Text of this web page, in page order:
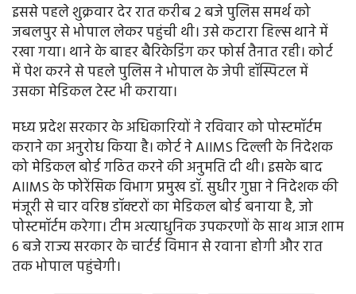
इससे पहले शुक्रवार देर रात करीब 2 बजे पुलिस समर्थ को
जबलपुर से भोपाल लेकर पहुंची थी। उसे कटारा हिल्स थाने में
रखा गया। थाने के बाहर बैरिकेडिंग कर फोर्स तैनात रही। कोर्ट
में पेश करने से पहले पुलिस ने भोपाल के जेपी हॉस्पिटल में
उसका मेडिकल टेस्ट भी कराया।
मध्य प्रदेश सरकार के अधिकारियों ने रविवार को पोस्टमॉर्टम
कराने का अनुरोध किया है। कोर्ट ने AIIMS दिल्ली के निदेशक
को मेडिकल बोर्ड गठित करने की अनुमति दी थी। इसके बाद
AIIMS के फोरेंसिक विभाग प्रमुख डॉ. सुधीर गुप्ता ने निदेशक की
मंजूरी से चार वरिष्ठ डॉक्टरों का मेडिकल बोर्ड बनाया है, जो
पोस्टमॉर्टम करेगा। टीम अत्याधुनिक उपकरणों के साथ आज शाम
6 बजे राज्य सरकार के चार्टर्ड विमान से रवाना होगी और रात
तक भोपाल पहुंचेगी।